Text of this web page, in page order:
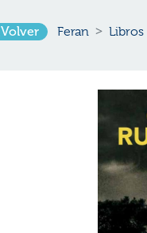
Volver Feran Libros